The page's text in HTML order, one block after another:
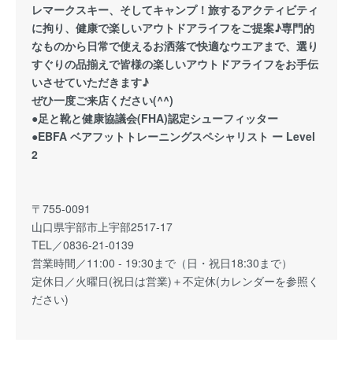
レマークスキー、そしてキャンプ！旅するアクティビティ
に拘り、健康で楽しいアウトドアライフをご提案♪専門的
なものから日常で使えるお洒落で快適なウエアまで、選り
すぐりの品揃えで皆様の楽しいアウトドアライフをお手伝
いさせていただきます♪
ぜひ一度ご来店ください(^^)
●足と靴と健康協議会(FHA)認定シューフィッター
●EBFA ベアフットトレーニングスペシャリスト ー Level
2
〒755-0091
山口県宇部市上宇部2517-17
TEL／0836-21-0139
営業時間／11:00 - 19:30まで（日・祝日18:30まで）
定休日／火曜日(祝日は営業)＋不定休(カレンダーを参照く
ださい)